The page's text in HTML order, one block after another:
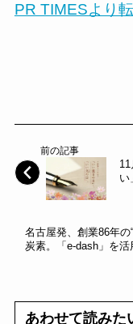
PR TIMESより
前の記事
い
名古屋発、創業86年の
炭素。「e-dash」を
あわせて読みた